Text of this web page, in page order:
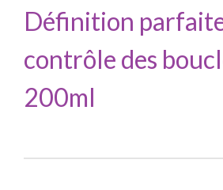
Définition
contrôle des
200ml